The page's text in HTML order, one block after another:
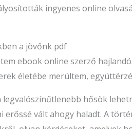
ingyenes online
a jövőnk pdf
ebook online szerző
életébe merültem,
legvalószínűtlenebb hősök
erőssé vált ahogy haladt. A